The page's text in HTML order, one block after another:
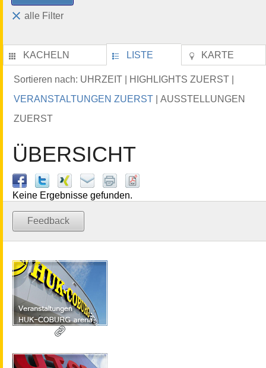
alle Filter
KACHELN LISTE KARTE
Sortieren nach: UHRZEIT HIGHLIGHTS ZUERST
VERANSTALTUNGEN ZUERST
AUSSTELLUNGEN
ZUERST
ÜBERSICHT
Keine Ergebnisse gefunden.
Feedback